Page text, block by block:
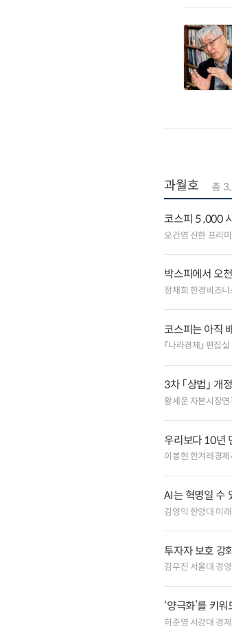
과월호 총
코스피 5 ,000
오건영 신한 프리
박스피에서 오
정채희 한경비즈
코스피는 아직
『나라경제』 편집실
3차 「상법」 개
황세운 자본시장
우리보다 10년
이봉현 한겨레경
AI는 혁명일 수
김영익 한양대 미
투자자 보호 강
김우진 서울대 경
‘양극화’를 키
허준영 서강대 경